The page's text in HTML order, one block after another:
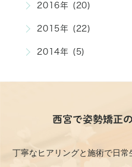
2016年 (20)
2015年 (22)
2014年 (5)
西宮で姿勢矯正
丁寧なヒアリングと施術で日